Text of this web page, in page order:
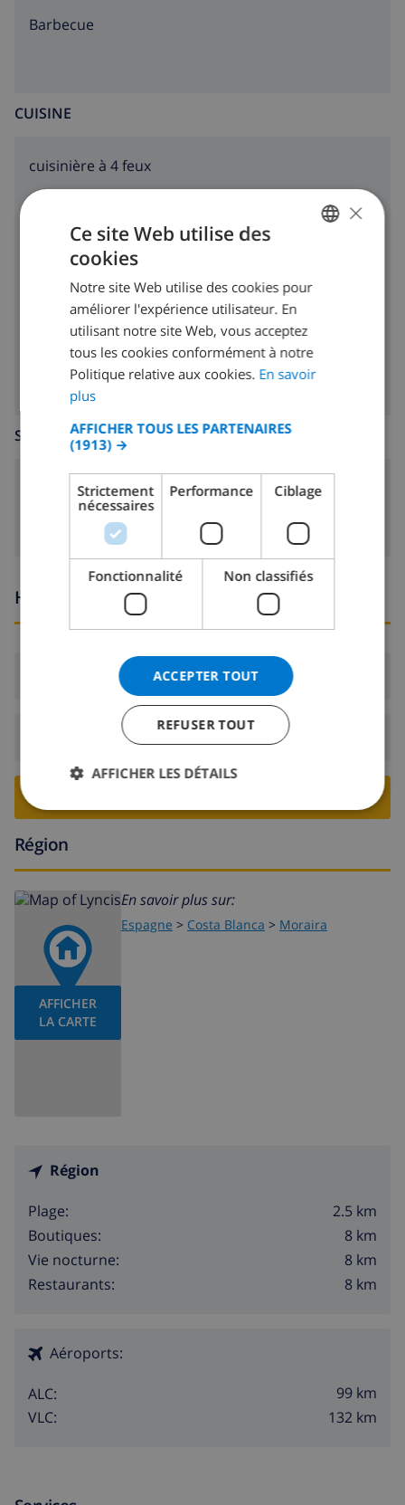
barbecue
CUISINE
cuisinière à 4 feux
four
micro ondes
lave-vaisselle
machine à laver
SALLE DE SÉJOUR
poêle (bois)
Heures d'arrivée et de départ
Arrivée:De 16:00 avant 19:00
Départ: Avant: 10:00
Région
AFFICHER
LA CARTE
En savoir plus sur:
Espagne > Costa Blanca > Moraira
Région
Plage:
2.5 km
Boutiques:
8 km
Vie nocturne:
8 km
Restaurants:
8 km
Aéroports:
ALC:
99 km
VLC:
132 km
DUTCH
SPANISH
GERMAN
DANISH
×
Ce site Web utilise des
cookies
Notre site Web utilise des cookies pour
améliorer l'expérience utilisateur. En
utilisant notre site Web, vous acceptez
tous les cookies conformément à notre
Politique relative aux cookies. En savoir
plus
AFFICHER TOUS LES PARTENAIRES
(1913) →
Strictement
nécessaires
Performance Ciblage
Fonctionnalité Non classifiés
ACCEPTER TOUT
REFUSER TOUT
AFFICHER LES DÉTAILS